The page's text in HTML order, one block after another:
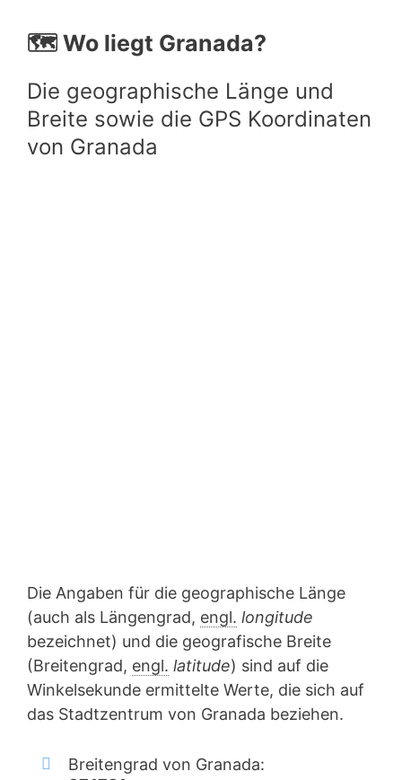
🗺️ Wo liegt Granada?
Die geographische Länge und
Breite sowie die GPS Koordinaten
von Granada
Die Angaben für die geographische Länge
(auch als Längengrad, engl. longitude
bezeichnet) und die geografische Breite
(Breitengrad, engl. latitude) sind auf die
Winkelsekunde ermittelte Werte, die sich auf
das Stadtzentrum von Granada beziehen.
Breitengrad von Granada: